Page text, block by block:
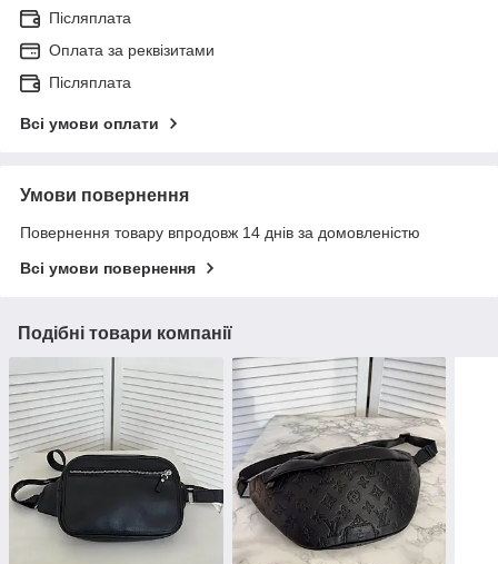
Післяплата
Оплата за реквізитами
Післяплата
Всі умови оплати
Умови повернення
Повернення товару впродовж 14 днів за домовленістю
Всі умови повернення
Подібні товари компанії